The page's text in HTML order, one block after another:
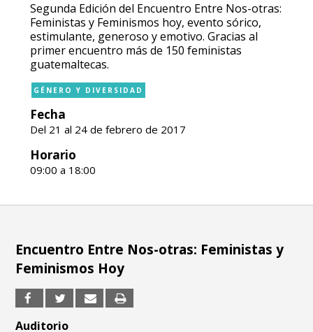
Segunda Edición del Encuentro Entre Nos-otras:
Feministas y Feminismos hoy, evento sórico,
estimulante, generoso y emotivo. Gracias al
primer encuentro más de 150 feministas
guatemaltecas.
GÉNERO Y DIVERSIDAD
Fecha
Del 21 al 24 de febrero de 2017
Horario
09:00 a 18:00
Encuentro Entre Nos-otras: Feministas y
Feminismos Hoy
Auditorio